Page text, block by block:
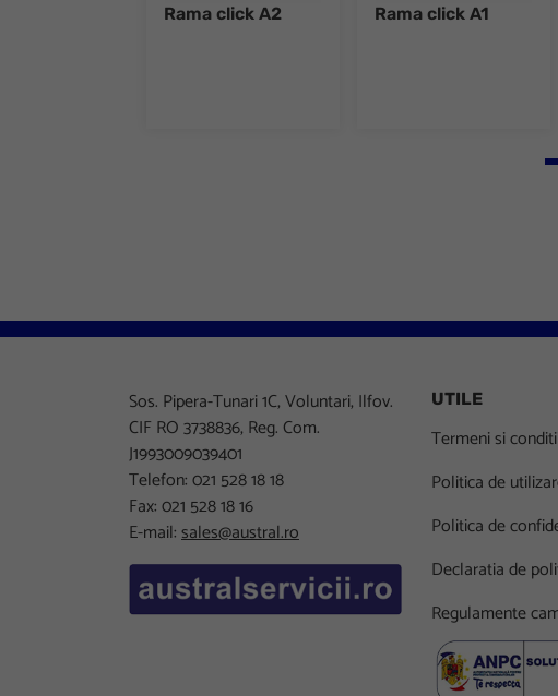
Rama click A2 Rama click A1
Sos. Pipera-Tunari 1C, Voluntari, Ilfov.
CIF RO 3738836, Reg. Com.
J1993009039401
Telefon: 021 528 18 18
Fax: 021 528 18 16
E-mail:sales@austral.ro
UTILE
Termeni si
Politica de
Politica de
Declaratia de
Regulamente